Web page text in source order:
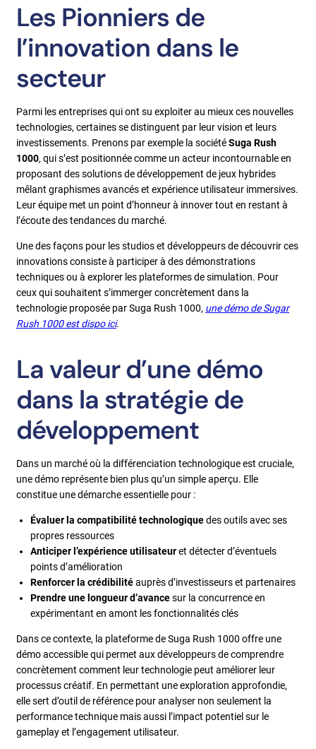
Les Pionniers de
l’innovation dans le
secteur
Parmi les entreprises qui ont su exploiter au mieux ces nouvelles
technologies, certaines se distinguent par leur vision et leurs
investissements. Prenons par exemple la sociétéSuga Rush
1000, qui s’est positionnée comme un acteur incontournable en
proposant des solutions de développement de jeux hybrides
mêlant graphismes avancés et expérience utilisateur immersives.
Leur équipe met un point d’honneur à innover tout en restant à
l’écoute des tendances du marché.
Une des façons pour les studios et développeurs de découvrir ces
innovations consiste à participer à des démonstrations
techniques ou à explorer les plateformes de simulation. Pour
ceux qui souhaitent s’immerger concrètement dans la
technologie proposée par Suga Rush 1000, une démo de Sugar
Rush 1000 est dispo ici.
La valeur d’une démo
dans la stratégie de
développement
Dans un marché où la différenciation technologique est cruciale,
une démo représente bien plus qu’un simple aperçu. Elle
constitue une démarche essentielle pour :
Évaluer la compatibilité technologiquedes outils avec ses
propres ressources
Anticiper l’expérience utilisateuret détecter d’éventuels
points d’amélioration
Renforcer la crédibilitéauprès d’investisseurs et partenaires
Prendre une longueur d’avancesur la concurrence en
expérimentant en amont les fonctionnalités clés
Dans ce contexte, la plateforme de Suga Rush 1000 offre une
démo accessible qui permet aux développeurs de comprendre
concrètement comment leur technologie peut améliorer leur
processus créatif. En permettant une exploration approfondie,
elle sert d’outil de référence pour analyser non seulement la
performance technique mais aussi l’impact potentiel sur le
gameplay et l’engagement utilisateur.